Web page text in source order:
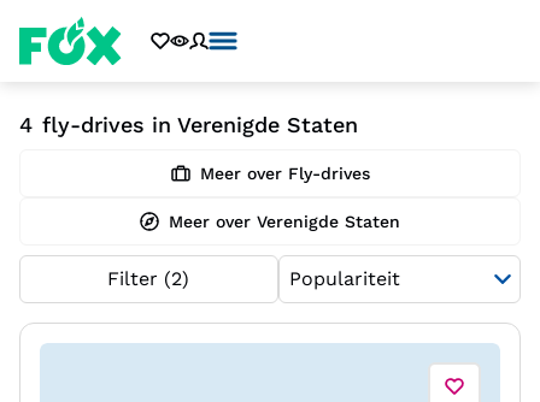
4 fly-drives in Verenigde Staten
Meer over Fly-drives
Meer over Verenigde Staten
Filter (2)